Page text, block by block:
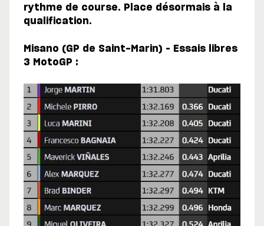
rythme de course. Place désormais à la
qualification.
Misano (GP de Saint-Marin) – Essais libres
3 MotoGP :